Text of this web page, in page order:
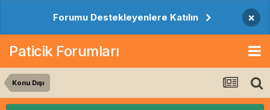
Forumu Destekleyenlere Katılın ×
Paticik Forumları
Konu Dışı